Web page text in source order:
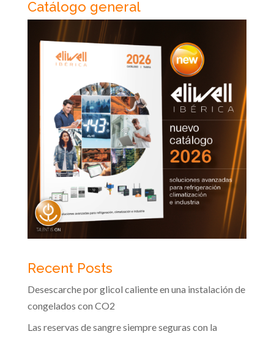
Catálogo general
Recent Posts
Desescarche por glicol caliente en una instalación de
congelados con CO2
Las reservas de sangre siempre seguras con la